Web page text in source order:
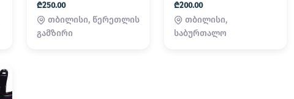
₾250.00
თბილისი, წერეთლის
გამზირი
₾200.00
თბილისი,
საბურთალო